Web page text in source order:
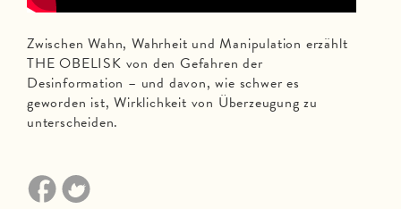
Zwischen Wahn, Wahrheit und Manipulation erzählt
THE OBELISK von den Gefahren der
Desinformation – und davon, wie schwer es
geworden ist, Wirklichkeit von Überzeugung zu
unterscheiden.